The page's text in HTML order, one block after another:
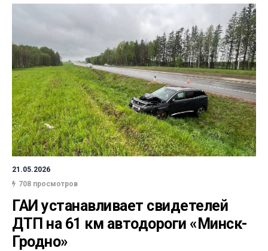
21.05.2026
708 просмотров
ГАИ устанавливает свидетелей
ДТП на 61 км автодороги «Минск-
Гродно»